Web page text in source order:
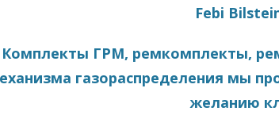
Febi
Комплекты ГРМ, ремкомплекты,
газораспределения мы
желанию